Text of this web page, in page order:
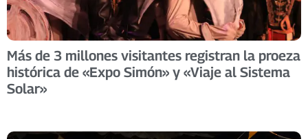
Más de 3 millones visitantes registran la proeza
histórica de «Expo Simón» y «Viaje al Sistema
Solar»